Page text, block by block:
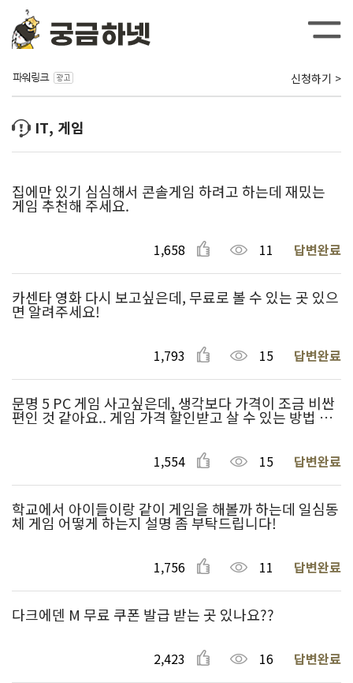
신청하기 >
IT, 게임
집에만 있기 심심해서 콘솔게임 하려고 하는데 재밌는
게임 추천해 주세요.
1,658 11 답변완료
카센타 영화 다시 보고싶은데, 무료로 볼 수 있는 곳 있으
면 알려주세요!
1,793 15 답변완료
문명 5 PC 게임 사고싶은데, 생각보다 가격이 조금 비싼
편인 것 같아요.. 게임 가격 할인받고 살 수 있는 방법 없
을까요?
1,554 15 답변완료
학교에서 아이들이랑 같이 게임을 해볼까 하는데 일심동
체 게임 어떻게 하는지 설명 좀 부탁드립니다!
1,756 11 답변완료
다크에덴 M 무료 쿠폰 발급 받는 곳 있나요??
2,423 16 답변완료